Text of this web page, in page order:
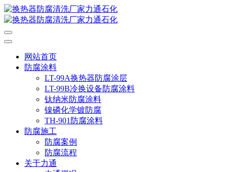
网站首页
防腐涂料
LT-99A换热器防腐涂层
LT-99B冷换设备防腐涂料
钛纳米防腐涂料
镍磷化学镀防腐
TH-901防腐涂料
防腐施工
防腐案例
防腐流程
关于力通